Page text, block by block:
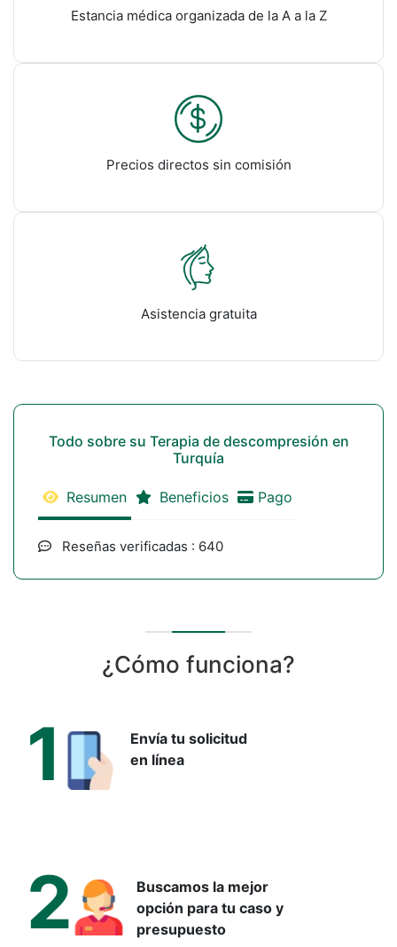
Estancia médica organizada de la A a la Z
Precios directos sin comisión
Asistencia gratuita
Todo sobre su Terapia de descompresión en
Turquía
Resumen Beneficios Pago
Reseñas verificadas : 640
¿Cómo funciona?
1
Envía tu solicitud
en línea
2
Buscamos la mejor
opción para tu caso y
presupuesto